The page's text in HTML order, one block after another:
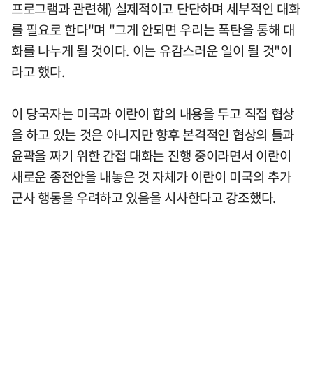
프로그램과 관련해) 실제적이고 단단하며 세부적인 대화
를 필요로 한다"며 "그게 안되면 우리는 폭탄을 통해 대
화를 나누게 될 것이다. 이는 유감스러운 일이 될 것"이
라고 했다.
이 당국자는 미국과 이란이 합의 내용을 두고 직접 협상
을 하고 있는 것은 아니지만 향후 본격적인 협상의 틀과
윤곽을 짜기 위한 간접 대화는 진행 중이라면서 이란이
새로운 종전안을 내놓은 것 자체가 이란이 미국의 추가
군사 행동을 우려하고 있음을 시사한다고 강조했다.